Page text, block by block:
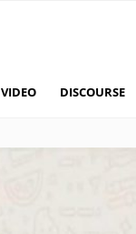
VIDEO DISCOURSE